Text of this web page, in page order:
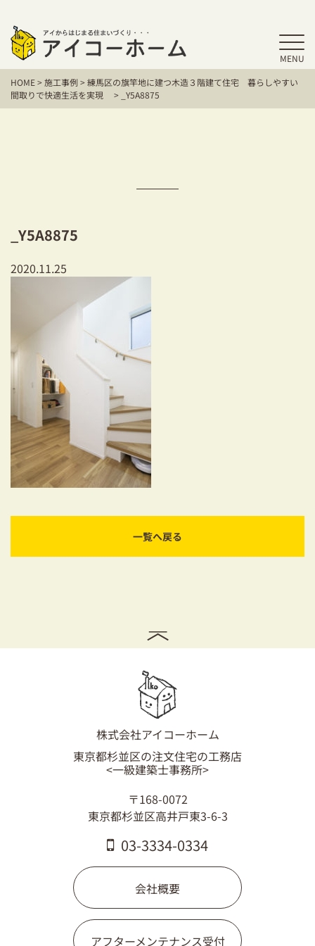
MENU
HOME
アイコーホームの家づくり
保証／アフターサポート
建て替えをお考えの方
耐震対策も安心の家づくり
リフォーム・リノベーションをお考えの方
必見！土地からお探しの方へ
資金計画についてのご相談
ショールーム
お知らせ
03-3334-0334
HOME>施工事例>練馬区の旗竿地に建つ木造３階建て住宅 暮らしやすい
間取りで快適生活を実現
> _Y5A8875
_Y5A8875
2020.11.25
一覧へ戻る
株式会社アイコーホーム
東京都杉並区の注文住宅の工務店
<一級建築士事務所>
〒168-0072
東京都杉並区高井戸東3-6-3
03-3334-0334
会社概要
アフターメンテナンス受付